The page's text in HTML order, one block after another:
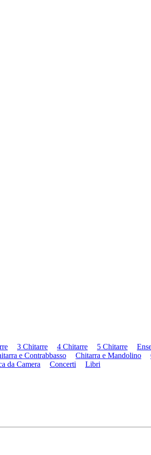
3 Chitarre 4 Chitarre 5 Chitarre
e Contrabbasso
Chitarra e Mandolino
da Camera
Concerti Libri